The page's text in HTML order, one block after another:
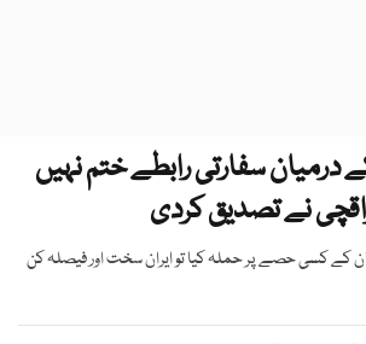
کے درمیان سفارتی رابطے ختم نہیں
نے تصدیق کردی
کے کسی حصے پر حملہ کیا تو ایران سخت اور فیصلہ کن